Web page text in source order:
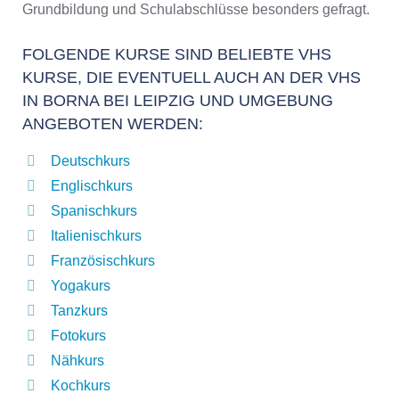
Grundbildung und Schulabschlüsse besonders gefragt.
FOLGENDE KURSE SIND BELIEBTE VHS
KURSE, DIE EVENTUELL AUCH AN DER VHS
IN BORNA BEI LEIPZIG UND UMGEBUNG
ANGEBOTEN WERDEN:
Deutschkurs
Englischkurs
Spanischkurs
Italienischkurs
Französischkurs
Yogakurs
Tanzkurs
Fotokurs
Nähkurs
Kochkurs